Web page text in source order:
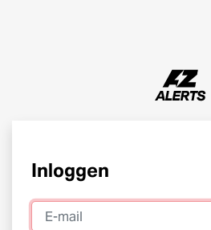
Inloggen
E-mail